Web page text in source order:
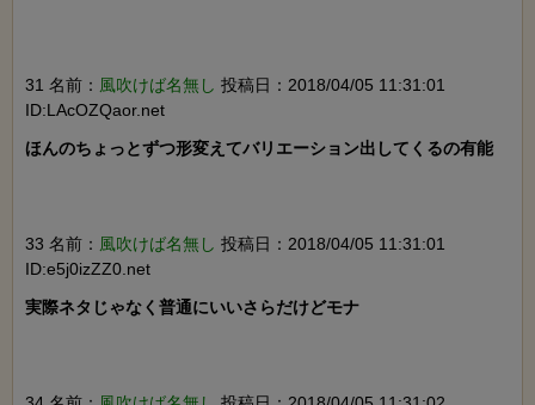
31 名前： 風吹けば名無し 投稿日：2018/04/05 11:31:01
ID:LAcOZQaor.net
ほんのちょっとずつ形変えてバリエーション出してくるの有能
33 名前： 風吹けば名無し 投稿日：2018/04/05 11:31:01
ID:e5j0izZZ0.net
実際ネタじゃなく普通にいいさらだけどモナ